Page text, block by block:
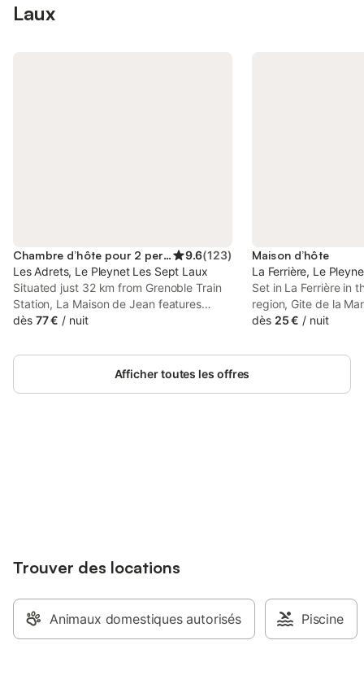
Laux
Chambre d’hôte pour 2 personnes 9.6(123)
Les Adrets, Le Pleynet Les Sept Laux
Situated just 32 km from Grenoble Train
Station, La Maison de Jean features
accommodation in Les Adrets with
well as a shared kitchen.
dès 77 € / nuit
Maison d’hôte
La Ferrière, Le
Set in La Ferrière in
region, Gite de la
accommodation
mountain views.
dès 25 € / nuit
Afficher toutes les offres
Trouver des locations
Animaux domestiques autorisés Piscine